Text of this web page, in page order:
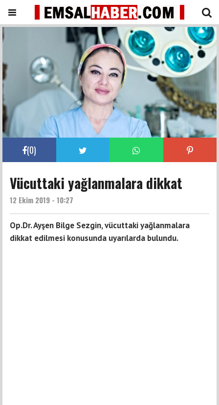
(0)
Vücuttaki yağlanmalara dikkat
12 Ekim 2019 - 10:27
Op.Dr. Ayşen Bilge Sezgin, vücuttaki yağlanmalara
dikkat edilmesi konusunda uyarılarda bulundu.